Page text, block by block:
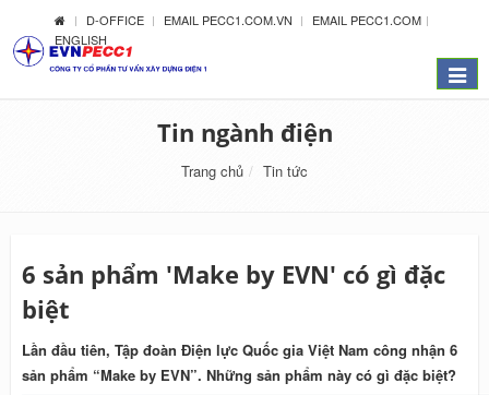
D-OFFICE EMAIL PECC1.COM.VN
EMAIL PECC1.COM
ENGLISH
Menu
Tin ngành điện
Trang chủ Tin tức
6 sản phẩm 'Make by EVN' có gì đặc
biệt
Lần đầu tiên, Tập đoàn Điện lực Quốc gia Việt Nam công nhận 6
sản phẩm “Make by EVN”. Những sản phẩm này có gì đặc biệt?